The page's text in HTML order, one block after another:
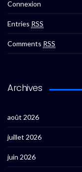
Connexion
Entries RSS
Comments RSS
Archives
août 2026
juillet 2026
juin 2026